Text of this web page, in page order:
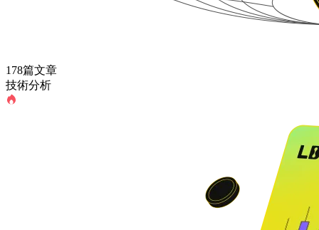
178篇文章
技術分析